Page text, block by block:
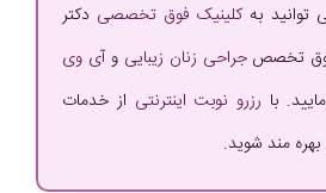
توانید بهکلینیک فوق تخصصی دکتر
تخصصجراحی زنان زیبایی وآی وی
با رزرو نوبت اینترنتی از خدمات
مند شوید.